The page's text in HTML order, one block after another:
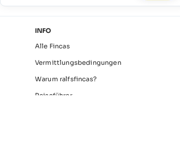
INFO
Alle Fincas
Vermittlungsbedingungen
Warum ralfsfincas?
Reiseführer